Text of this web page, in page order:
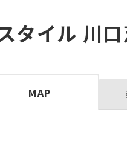
タイル 川
MAP